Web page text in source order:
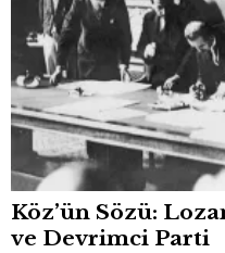
Köz’ün Sözü:
ve Devrimci Parti